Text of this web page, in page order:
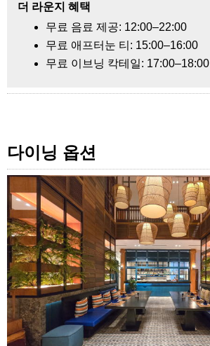
더 라운지 혜택
무료 음료 제공: 12:00–22:00
무료 애프터눈 티: 15:00–16:00
무료 이브닝 칵테일: 17:00–18:00
다이닝 옵션